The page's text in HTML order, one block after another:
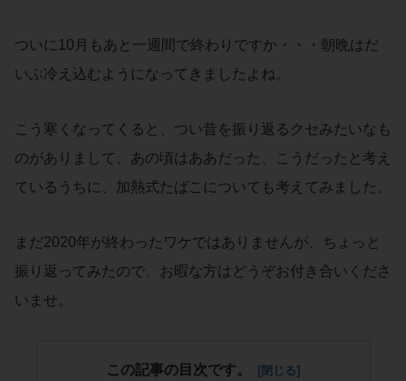
ついに10月もあと一週間で終わりですか・・・朝晩はだ
いぶ冷え込むようになってきましたよね。
こう寒くなってくると、つい昔を振り返るクセみたいなも
のがありまして、あの頃はああだった、こうだったと考え
ているうちに、加熱式たばこについても考えてみました。
まだ2020年が終わったワケではありませんが、ちょっと
振り返ってみたので、お暇な方はどうぞお付き合いくださ
いませ。
この記事の目次です。